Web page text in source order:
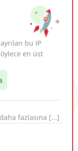
bu IP
en üst
fazlasına [...]